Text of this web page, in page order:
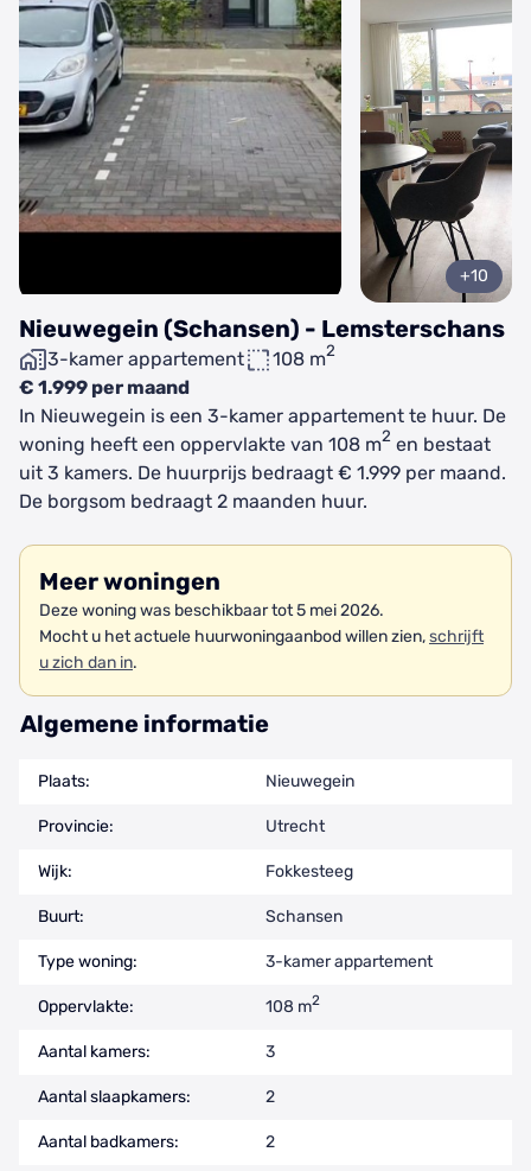
Nieuwegein (Schansen) - Lemsterschans
3-kamer appartement 108 m2
€ 1.999 per maand
+10
In Nieuwegein is een 3-kamer appartement te huur. De
woning heeft een oppervlakte van 108 m2 en bestaat
uit 3 kamers. De huurprijs bedraagt € 1.999 per maand.
De borgsom bedraagt 2 maanden huur.
Meer woningen
Deze woning was beschikbaar tot 5 mei 2026.
Mocht u het actuele huurwoningaanbod willen zien,schrijft
u zich dan in.
Algemene informatie
Plaats: Nieuwegein
Provincie: Utrecht
Wijk: Fokkesteeg
Buurt: Schansen
Type woning: 3-kamer appartement
Oppervlakte: 108 m2
Aantal kamers: 3
Aantal slaapkamers: 2
Aantal badkamers: 2